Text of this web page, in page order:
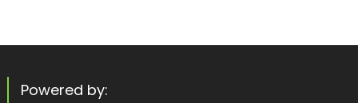
Powered by: